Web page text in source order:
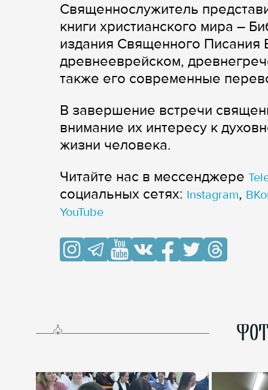
Священнослужитель
книги христианского мира –
издания Священного Писания
древнееврейском,
также его современные
В завершение встречи
внимание их интересу к
жизни человека.
Читайте нас в мессенджере
cоциальных сетях: Instagram,
YouTube